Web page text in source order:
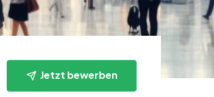
Jetzt bewerben